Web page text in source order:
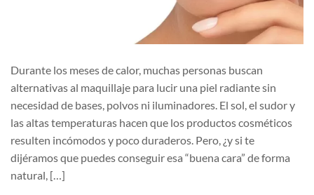
Durante los meses de calor, muchas personas buscan
alternativas al maquillaje para lucir una piel radiante sin
necesidad de bases, polvos ni iluminadores. El sol, el sudor y
las altas temperaturas hacen que los productos cosméticos
resulten incómodos y poco duraderos. Pero, ¿y si te
dijéramos que puedes conseguir esa “buena cara” de forma
natural, […]